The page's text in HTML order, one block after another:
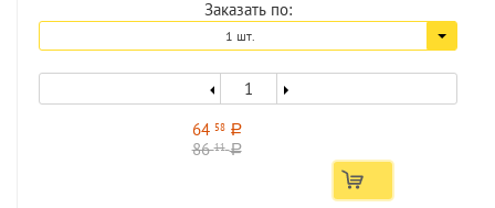
Заказать по:
1 шт.
64 58 a
8611 a